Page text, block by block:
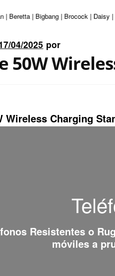
| Bigbang | Brocock | Daisy |
04/2025 por
50W
Wireless Charging
Resistentes o
móviles a